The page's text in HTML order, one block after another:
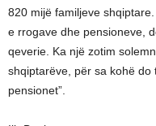
820 mijë familjeve
e rrogave dhe pensioneve,
qeverie. Ka një zotim
shqiptarëve, për sa kohë
pensionet”.